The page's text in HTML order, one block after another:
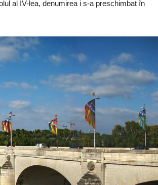
al IV-lea, denumirea i s-a preschimbat în